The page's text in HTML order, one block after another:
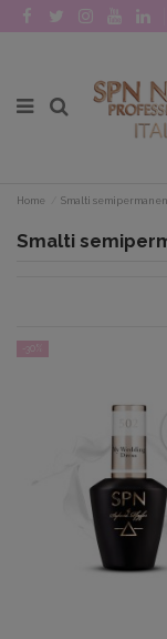
Home Smalti
Smalti
-30%